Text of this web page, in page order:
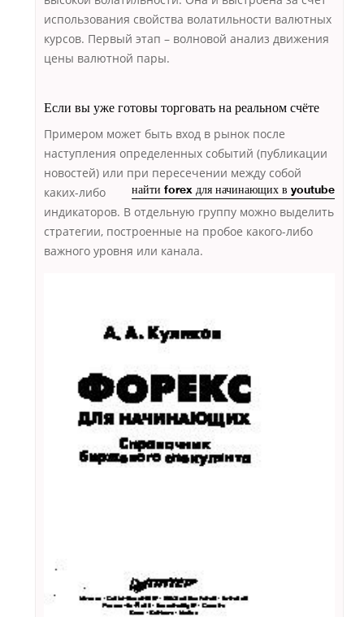
использования свойства волатильности валютных
курсов. Первый этап – волновой анализ движения
цены валютной пары.
Если вы уже готовы торговать на реальном счёте
Примером может быть вход в рынок после
наступления определенных событий (публикации
новостей) или при пересечении между собой
каких-либо
найти forex для начинающих в youtube
индикаторов. В отдельную группу можно выделить
стратегии, построенные на пробое какого-либо
важного уровня или канала.